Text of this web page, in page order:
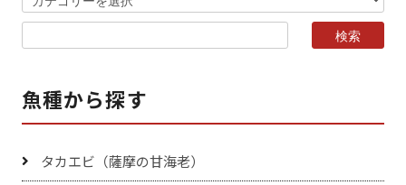
魚種から探す
タカエビ（薩摩の甘海老）